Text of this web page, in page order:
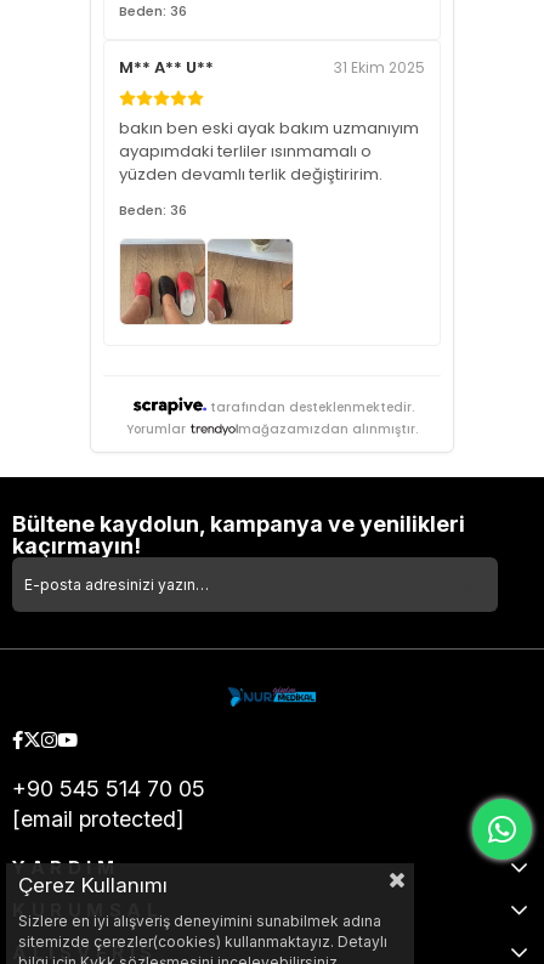
Beden: 36
M** A** U** 31 Ekim 2025
bakın ben eski ayak bakım uzmanıyım
ayapımdaki terliler ısınmamalı o
yüzden devamlı terlik değiştiririm.
Beden: 36
tarafından desteklenmektedir.
Yorumlar
mağazamızdan alınmıştır.
Bültene kaydolun, kampanya ve yenilikleri
kaçırmayın!
+90 545 514 70 05
[email protected]
YARDIM
ALIŞVERİŞ
Çerez Kullanımı
Sizlere en iyi alışveriş deneyimini sunabilmek adına
sitemizde çerezler(cookies) kullanmaktayız. Detaylı